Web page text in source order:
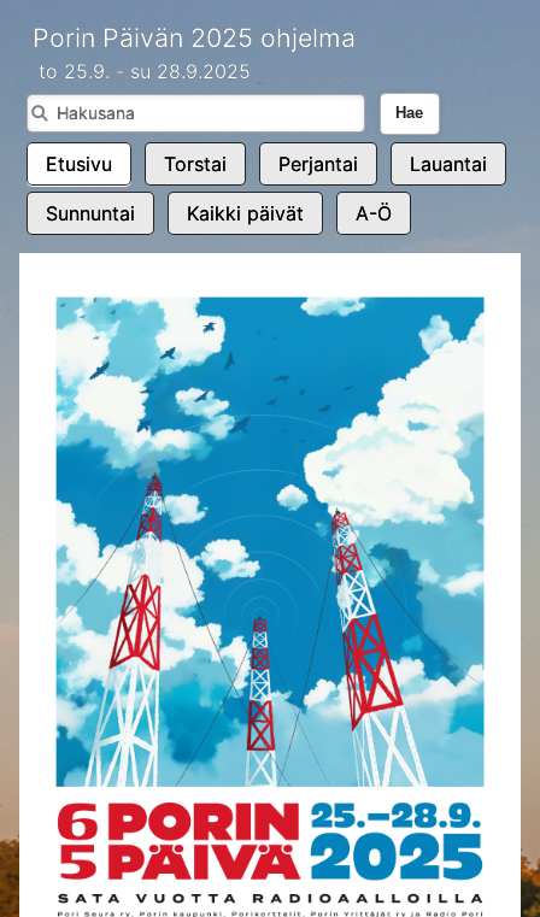
Porin Päivän 2025 ohjelma
to 25.9. - su 28.9.2025
Hae
Etusivu Torstai Perjantai Lauantai
Sunnuntai Kaikki päivät A-Ö